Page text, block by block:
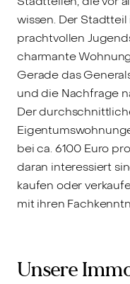
wissen. Der
prachtvollen
charmante
Gerade das
und die Nachfrage
Der
bei ca. 6100 Euro
daran interessiert
kaufen oder
mit ihren
Unsere